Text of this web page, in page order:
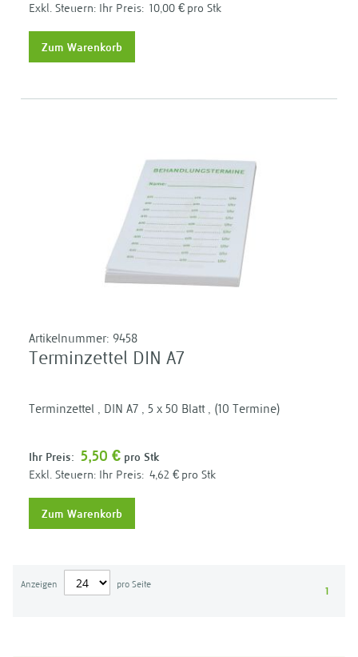
Ihr Preis: 10,00 € pro Stk
Zum Warenkorb
Artikelnummer: 9458
Terminzettel DIN A7
Terminzettel , DIN A7 , 5 x 50 Blatt , (10 Termine)
Ihr Preis: 5,50 € pro Stk
Ihr Preis: 4,62 € pro Stk
Zum Warenkorb
Anzeigen pro Seite 1